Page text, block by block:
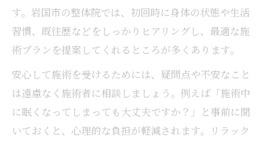
す。岩国市の整体院では、初回時に身体の状態や生活
習慣、既往歴などをしっかりヒアリングし、最適な施
術プランを提案してくれるところが多くあります。
安心して施術を受けるためには、疑問点や不安なこと
は遠慮なく施術者に相談しましょう。例えば「施術中
に眠くなってしまっても大丈夫ですか？」と事前に聞
いておくと、心理的な負担が軽減されます。リラック